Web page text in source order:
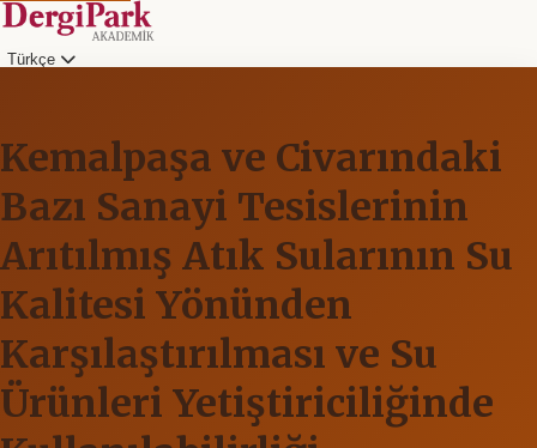
Türkçe
Kemalpaşa ve Civarındaki
Bazı Sanayi Tesislerinin
Arıtılmış Atık Sularının Su
Kalitesi Yönünden
Karşılaştırılması ve Su
Ürünleri Yetiştiriciliğinde